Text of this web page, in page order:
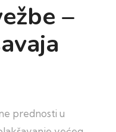
–
prednosti u